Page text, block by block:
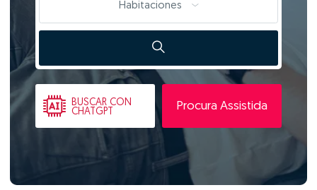
Habitaciones
BUSCAR CON
CHATGPT
Procura Assistida